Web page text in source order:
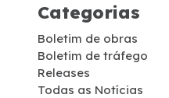
Inspeção de Tráfego
Categorias
Boletim de obras
Boletim de tráfego
Releases
Todas as Notícias